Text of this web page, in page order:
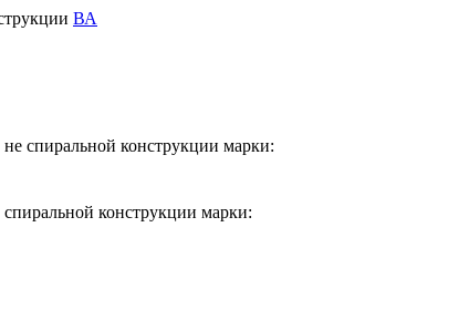
ВА
спиральной конструкции марки:
конструкции марки: